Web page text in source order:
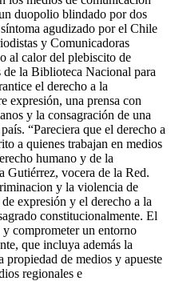
duopolio blindado por dos
agudizado por el Chile
y Comunicadoras
al calor del plebiscito de
de la Biblioteca Nacional para
el derecho a la
expresión, una prensa con
y la consagración de una
“Pareciera que el derecho a
a quienes trabajan en medios
humano y de la
Gutiérrez, vocera de la Red.
y la violencia de
expresión y el derecho a la
constitucionalmente. El
y comprometer un entorno
que incluya además la
propiedad de medios y apueste
regionales e